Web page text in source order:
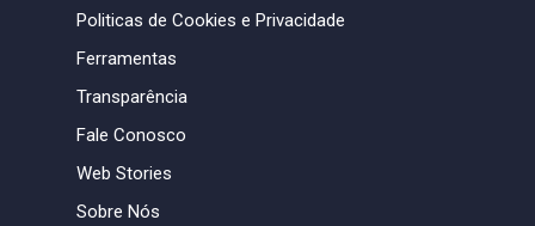
Politicas de Cookies e Privacidade
Ferramentas
Transparência
Fale Conosco
Web Stories
Sobre Nós